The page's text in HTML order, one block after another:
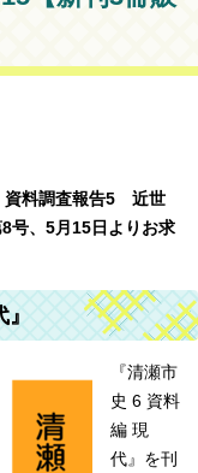
資料調査報告5 近世
号、5月15日よりお求
『清瀬市
史 6 資料
編 現
代』を刊